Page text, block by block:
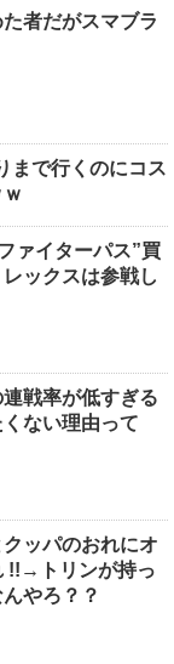
者だがスマブラ
まで行くのにコス
ァイターパス”買
ックスは参戦し
連戦率が低すぎる
ない理由って
クッパのおれにオ
!!→トリンが持っ
やろ？？